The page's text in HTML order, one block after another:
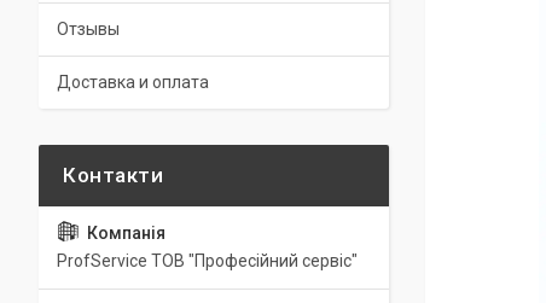
Отзывы
Доставка и оплата
ProfService ТОВ "Професійний сервіс"